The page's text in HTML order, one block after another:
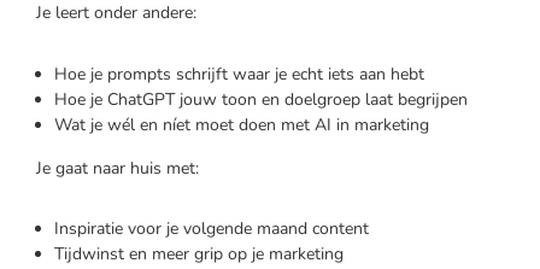
Je leert onder andere:
Hoe je prompts schrijft waar je echt iets aan hebt
Hoe je ChatGPT jouw toon en doelgroep laat begrijpen
Wat je wél en níet moet doen met AI in marketing
Je gaat naar huis met:
Inspiratie voor je volgende maand content
Tijdwinst en meer grip op je marketing